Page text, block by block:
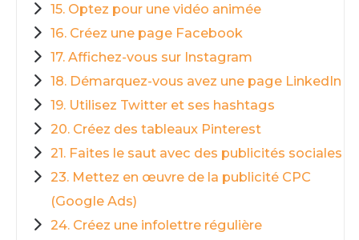
15. Optez pour une vidéo animée
16. Créez une page Facebook
17. Affichez-vous sur Instagram
18. Démarquez-vous avez une page LinkedIn
19. Utilisez Twitter et ses hashtags
20. Créez des tableaux Pinterest
21. Faites le saut avec des publicités sociales
23. Mettez en œuvre de la publicité CPC
(Google Ads)
24. Créez une infolettre régulière